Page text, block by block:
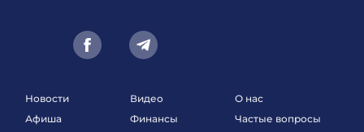
Новости
Афиша
Видео
Финансы
О нас
Частые вопросы